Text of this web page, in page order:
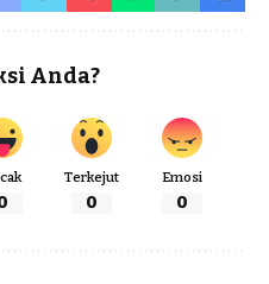
Anda?
Terkejut
0
Emosi
0